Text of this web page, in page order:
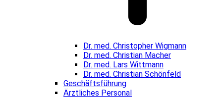
Dr. med. Christopher Wigmann
Dr. med. Christian Macher
Dr. med. Lars Wittmann
Dr. med. Christian Schönfeld
Geschäftsführung
Ärztliches Personal